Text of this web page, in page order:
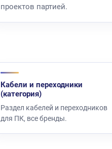
проектов партией.
Кабели и переходники
(категория)
Раздел кабелей и переходников
для ПК, все бренды.